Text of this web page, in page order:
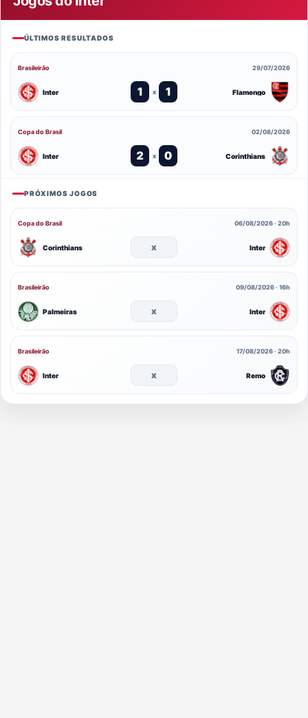
ÚLTIMOS RESULTADOS
Brasileirão 29/07/2026
Inter 1 x 1 Flamengo
Copa do Brasil 02/08/2026
Inter 2 x 0 Corinthians
PRÓXIMOS JOGOS
Copa do Brasil 06/08/2026 · 20h
Corinthians x Inter
Brasileirão 09/08/2026 · 16h
Palmeiras x Inter
Brasileirão 17/08/2026 · 20h
Inter x Remo